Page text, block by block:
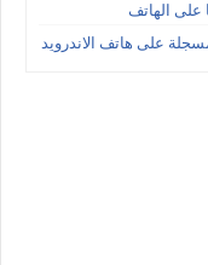
على الهاتف
على هاتف الاندرويد